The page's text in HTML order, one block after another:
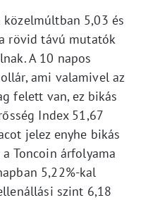
közelmúltban 5,03 és
rövid távú mutatók
A 10 napos
ami valamivel az
felett van, ez bikás
Index 51,67
jelez enyhe bikás
Toncoin árfolyama
5,22%-kal
szint 6,18